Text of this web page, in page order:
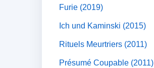
Furie (2019)
Ich und Kaminski (2015)
Rituels Meurtriers (2011)
Présumé Coupable (2011)